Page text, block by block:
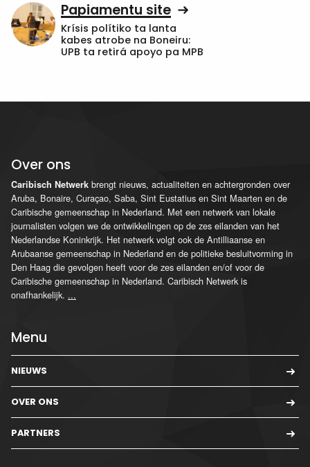
Papiamentu site
Krísis polítiko ta lanta
kabes atrobe na Boneiru:
UPB ta retirá apoyo pa MPB
Over ons
Caribisch Netwerk brengt nieuws, actualiteiten en achtergronden over
Aruba, Bonaire, Curaçao, Saba, Sint Eustatius en Sint Maarten en de
Caribische gemeenschap in Nederland. Met een netwerk van lokale
journalisten volgen we de ontwikkelingen op de zes eilanden van het
Nederlandse Koninkrijk. Het netwerk volgt ook de Antilliaanse en
Arubaanse gemeenschap in Nederland en de politieke besluitvorming in
Den Haag die gevolgen heeft voor de zes eilanden en/of voor de
Caribische gemeenschap in Nederland. Caribisch Netwerk is
onafhankelijk. ...
Menu
NIEUWS
OVER ONS
PARTNERS